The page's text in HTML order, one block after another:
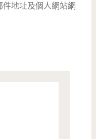
地址及個人網站網